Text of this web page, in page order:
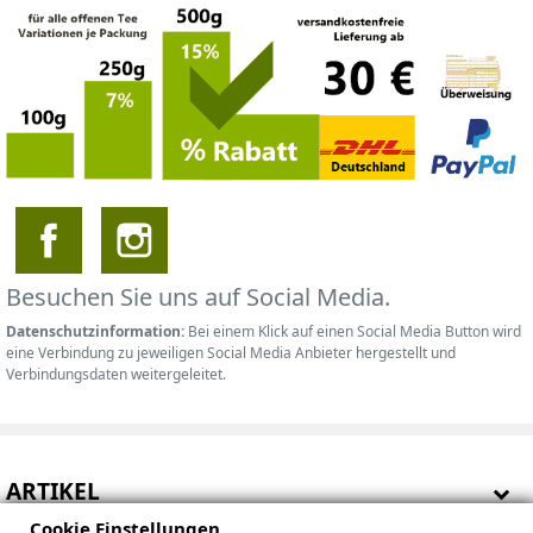
Besuchen Sie uns auf Social Media.
Datenschutzinformation: Bei einem Klick auf einen Social Media Button wird
eine Verbindung zu jeweiligen Social Media Anbieter hergestellt und
Verbindungsdaten weitergeleitet.
ARTIKEL
Cookie Einstellungen